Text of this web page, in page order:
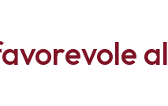
al